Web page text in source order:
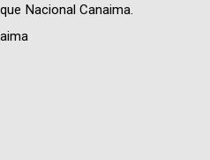
Nacional Canaima.